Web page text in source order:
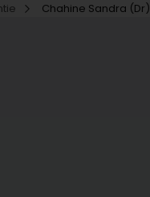
Chahine Sandra (Dr)